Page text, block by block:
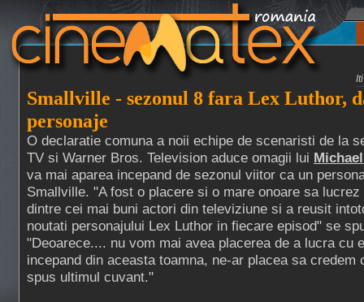
Smallville - sezonul 8 fara Lex Luthor,
personaje
O declaratie comuna a noii echipe de scenaristi de la
TV si Warner Bros. Television aduce omagii lui
va mai aparea incepand de sezonul viitor ca un
Smallville. "A fost o placere si o mare onoare sa
dintre cei mai buni actori din televiziune si a reusit
noutati personajului Lex Luthor in fiecare episod" se
"Deoarece.... nu vom mai avea placerea de a lucra cu
incepand din aceasta toamna, ne-ar placea sa credem
spus ultimul cuvant."